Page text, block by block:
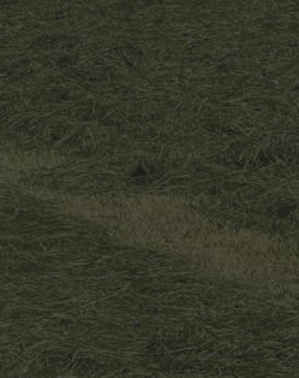
von
noch keine
Doch nach
Feuerwehrauto